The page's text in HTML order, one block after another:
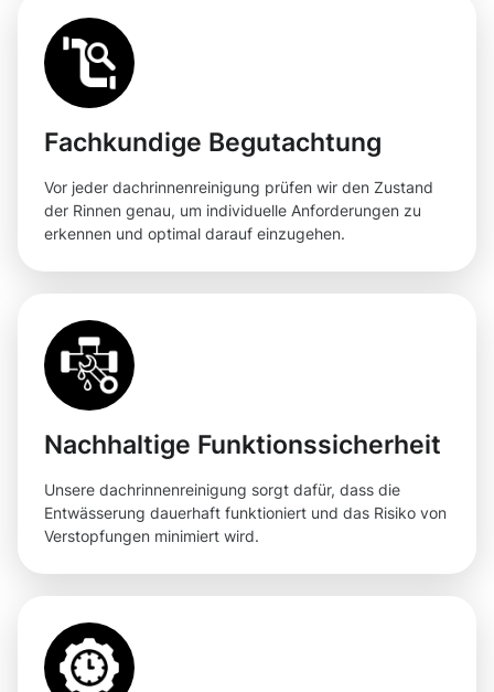
Fachkundige Begutachtung
Vor jeder dachrinnenreinigung prüfen wir den Zustand
der Rinnen genau, um individuelle Anforderungen zu
erkennen und optimal darauf einzugehen.
Nachhaltige Funktionssicherheit
Unsere dachrinnenreinigung sorgt dafür, dass die
Entwässerung dauerhaft funktioniert und das Risiko von
Verstopfungen minimiert wird.